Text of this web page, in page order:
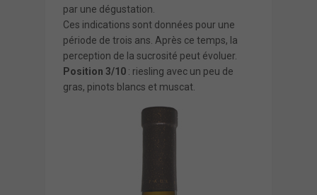
par une dégustation.
Ces indications sont données pour une
période de trois ans. Après ce temps, la
perception de la sucrosité peut évoluer.
Position 3/10 : riesling avec un peu de
gras, pinots blancs et muscat.